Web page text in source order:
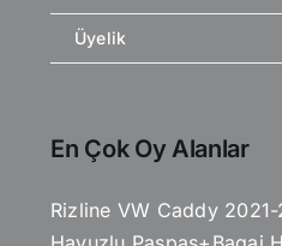
Üyelik
En Çok Oy Alanlar
Rizline VW Caddy